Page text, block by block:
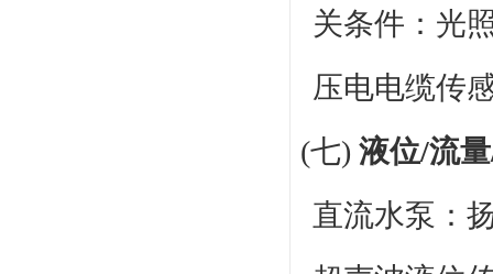
关条件：光
压电电缆传
(七) 液位/流
直流水泵：